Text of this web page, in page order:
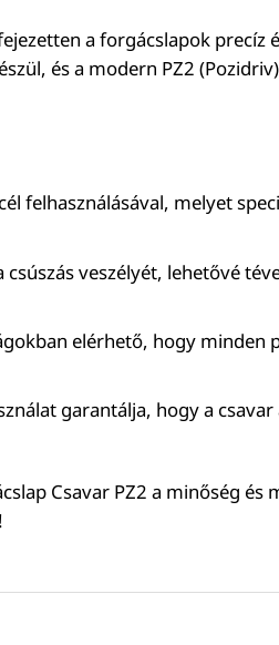
a forgácslapok precíz
és a modern PZ2
felhasználásával, melyet
veszélyét, lehetővé
elérhető, hogy
garantálja, hogy a
Csavar PZ2 a minőség és